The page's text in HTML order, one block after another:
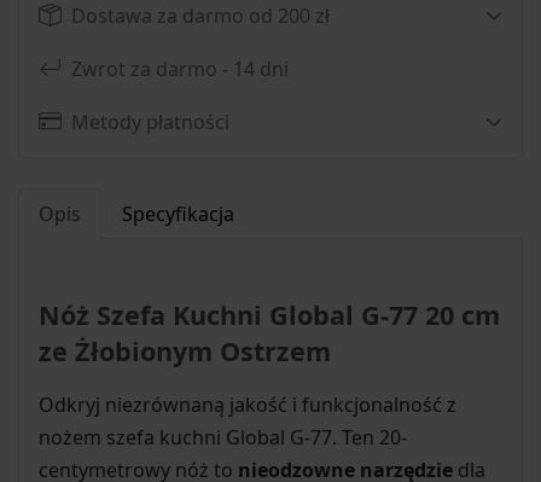
Dostawa za darmo od 200 zł
Zwrot za darmo - 14 dni
Metody płatności
Opis Specyfikacja
Nóż Szefa Kuchni Global G-77 20 cm
ze Żłobionym Ostrzem
Odkryj niezrównaną jakość i funkcjonalność z
nożem szefa kuchni Global G-77. Ten 20-
centymetrowy nóż to nieodzowne narzędzie dla